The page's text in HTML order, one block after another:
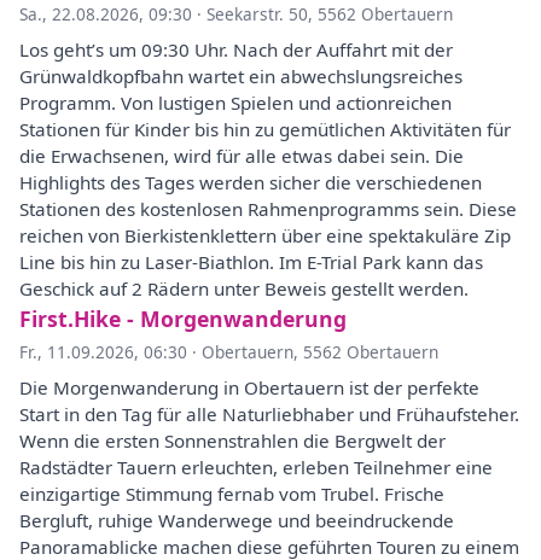
Sa., 22.08.2026, 09:30 · Seekarstr. 50, 5562 Obertauern
Los geht’s um 09:30 Uhr. Nach der Auffahrt mit der
Grünwaldkopfbahn wartet ein abwechslungsreiches
Programm. Von lustigen Spielen und actionreichen
Stationen für Kinder bis hin zu gemütlichen Aktivitäten für
die Erwachsenen, wird für alle etwas dabei sein. Die
Highlights des Tages werden sicher die verschiedenen
Stationen des kostenlosen Rahmenprogramms sein. Diese
reichen von Bierkistenklettern über eine spektakuläre Zip
Line bis hin zu Laser-Biathlon. Im E-Trial Park kann das
Geschick auf 2 Rädern unter Beweis gestellt werden.
First.Hike - Morgenwanderung
Fr., 11.09.2026, 06:30 · Obertauern, 5562 Obertauern
Die Morgenwanderung in Obertauern ist der perfekte
Start in den Tag für alle Naturliebhaber und Frühaufsteher.
Wenn die ersten Sonnenstrahlen die Bergwelt der
Radstädter Tauern erleuchten, erleben Teilnehmer eine
einzigartige Stimmung fernab vom Trubel. Frische
Bergluft, ruhige Wanderwege und beeindruckende
Panoramablicke machen diese geführten Touren zu einem